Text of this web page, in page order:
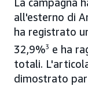
all'esterno di
ha registrato
32,9%3 e ha
totali.
dimostrato